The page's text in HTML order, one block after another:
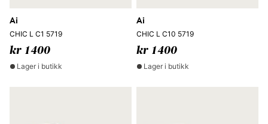
Ai
CHIC L C1 5719
kr 1400
Lager i butikk
Ai
CHIC L C10 5719
kr 1400
Lager i butikk